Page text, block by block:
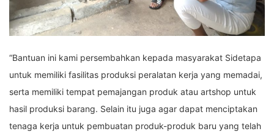
“Bantuan ini kami persembahkan kepada masyarakat Sidetapa
untuk memiliki fasilitas produksi peralatan kerja yang memadai,
serta memiliki tempat pemajangan produk atau artshop untuk
hasil produksi barang. Selain itu juga agar dapat menciptakan
tenaga kerja untuk pembuatan produk-produk baru yang telah